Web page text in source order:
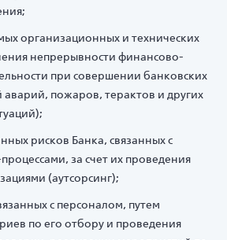
организационных и технических
непрерывности финансово-
при совершении банковских
аварий, пожаров, терактов и других
рисков Банка, связанных с
за счет их проведения
(аутсорсинг);
с персоналом, путем
по его отбору и проведения